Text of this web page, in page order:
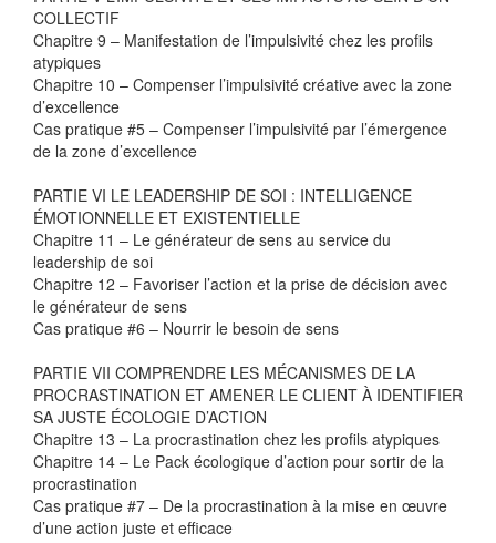
COLLECTIF
Chapitre 9 – Manifestation de l’impulsivité chez les profils
atypiques
Chapitre 10 – Compenser l’impulsivité créative avec la zone
d’excellence
Cas pratique #5 – Compenser l’impulsivité par l’émergence
de la zone d’excellence
PARTIE VI LE LEADERSHIP DE SOI : INTELLIGENCE
ÉMOTIONNELLE ET EXISTENTIELLE
Chapitre 11 – Le générateur de sens au service du
leadership de soi
Chapitre 12 – Favoriser l’action et la prise de décision avec
le générateur de sens
Cas pratique #6 – Nourrir le besoin de sens
PARTIE VII COMPRENDRE LES MÉCANISMES DE LA
PROCRASTINATION ET AMENER LE CLIENT À IDENTIFIER
SA JUSTE ÉCOLOGIE D’ACTION
Chapitre 13 – La procrastination chez les profils atypiques
Chapitre 14 – Le Pack écologique d’action pour sortir de la
procrastination
Cas pratique #7 – De la procrastination à la mise en œuvre
d’une action juste et efficace